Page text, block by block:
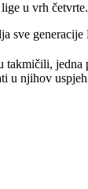
u vrh četvrte.
sve generacije
takmičili,
u njihov